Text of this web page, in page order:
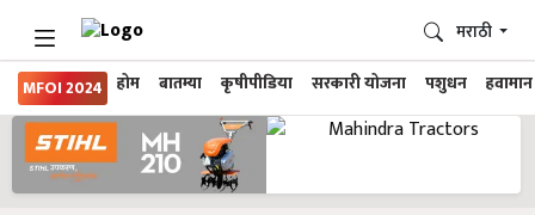
MFOI 2024 होम बातम्या कृषीपीडिया सरकारी योजना पशुधन हवामान
मराठी